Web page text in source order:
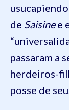
de Saisinee
passaram a
herdeiros-
posse de